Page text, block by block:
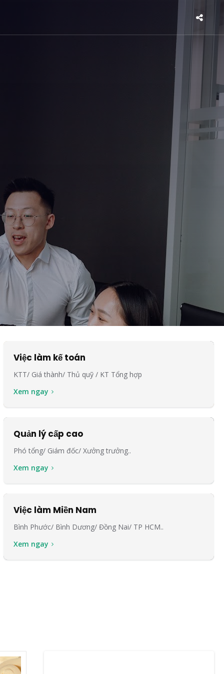
Việc làm kế toán
KTT/ Giá thành/ Thủ quỹ / KT Tổng hợp
Xem ngay
Quản lý cấp cao
Phó tổng/ Giám đốc/ Xưởng trưởng..
Xem ngay
Việc làm Miền Nam
Bình Phước/ Bình Dương/ Đồng Nai/ TP HCM..
Xem ngay